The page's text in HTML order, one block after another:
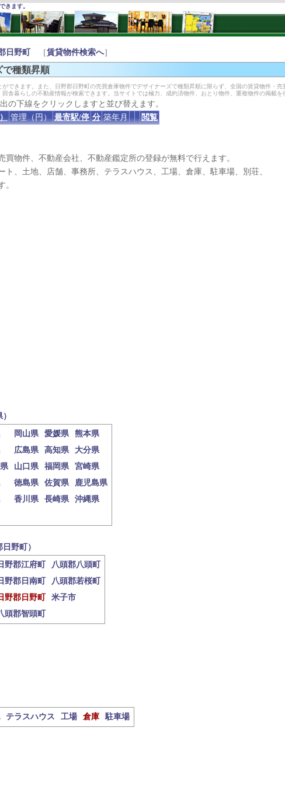
きます。
日野町 ［賃貸物件検索へ］
で種類昇順
できます。また、日野郡日野町の売買倉庫物件でデザイナーズで種類昇順に限らず、全国の賃貸物件・
舎暮らしの不動産情報が検索できます。当サイトでは極力、成約済物件、おとり物件、重複物件の掲載
の下線をクリックしますと並び替えます。
管理（円） 最寄駅/停 分 築年月 閲覧
物件、不動産会社、不動産鑑定所の登録が無料で行えます。
、土地、店舗、事務所、テラスハウス、工場、倉庫、駐車場、別荘、
。
岡山県 愛媛県
熊本県
広島県 高知県
大分県
山口県 福岡県
宮崎県
徳島県 佐賀県
鹿児島県
香川県 長崎県
沖縄県
野町）
野郡江府町
八頭郡八頭町
野郡日南町
八頭郡若桜町
野郡日野町
米子市
頭郡智頭町
テラスハウス 工場 倉庫 駐車場